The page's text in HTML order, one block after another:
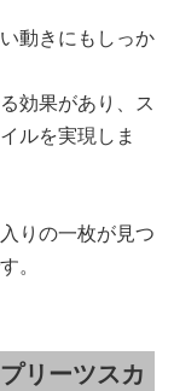
動きにもしっか
効果があり、ス
ルを実現しま
りの一枚が見つ
。
リーツスカ